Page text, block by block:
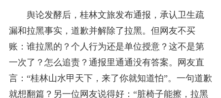
舆论发酵后，桂林文旅发布通报，承认卫生疏
漏和拉黑事实，道歉并解除了拉黑。但网友不买
账：谁拉黑的？个人行为还是单位授意？这不是第
一次了？怎么追责？通报里通通没有答案。网友直
言：“桂林山水甲天下，来了你就知道怕”。一句道歉
就想翻篇？另一位网友说得好：“脏椅子能擦，拉黑